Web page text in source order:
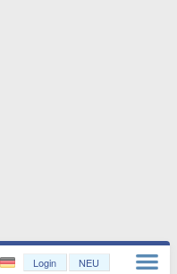
Login NEU